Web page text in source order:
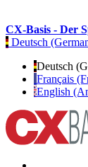
CX-Basis - Der
Deutsch
Deutsch
Français
English